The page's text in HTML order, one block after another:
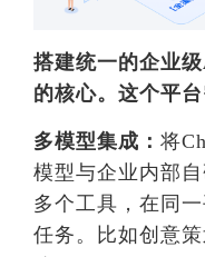
搭建统一的企业
的核心。这个平
多模型集成： 将
模型与企业内部
多个工具，在同
任务。比如创意